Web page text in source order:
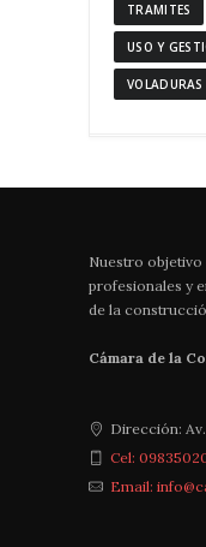
TRAMITES
USO Y
VOLADURAS
Nuestro objetivo
profesionales y
de la
Cámara de la
Dirección:
Cel:
Email: